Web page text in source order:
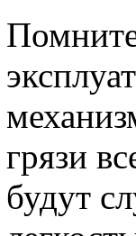
грязи
будут